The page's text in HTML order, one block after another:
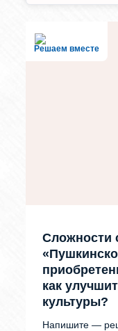
Решаем вместе
Сложности
как
культуры?
Напишите —